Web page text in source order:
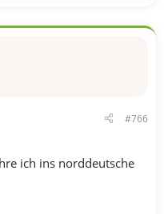
#766
ich ins norddeutsche